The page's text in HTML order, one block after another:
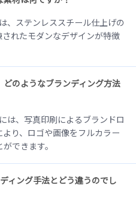
、ステンレススチール仕上げの
れたモダンなデザインが特徴
のようなブランディング方法
は、写真印刷によるブランドロ
り、ロゴや画像をフルカラー
できます。
ィング手法とどう違うのでし